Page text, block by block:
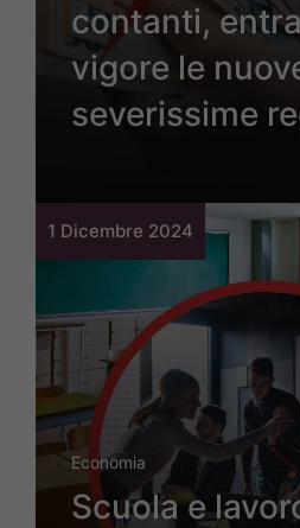
contanti,
vigore le
severissime
1 Dicembre 2024
Economia
Scuola e